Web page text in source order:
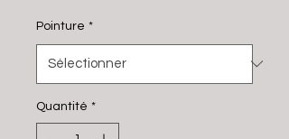
Pointure *
Quantité *